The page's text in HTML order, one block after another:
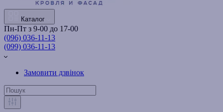
Каталог
Пн-Пт з 9-00 до 17-00
(096) 036-11-13
(099) 036-11-13
Замовити дзвінок